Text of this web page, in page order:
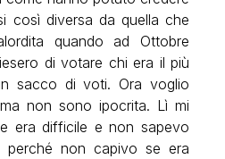
così diversa da quella che
quando ad Ottobre
di votare chi era il più
sacco di voti. Ora voglio
non sono ipocrita. Lì mi
era difficile e non sapevo
perché non capivo se era